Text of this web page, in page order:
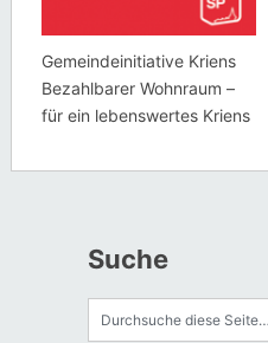
Gemeindeinitiative Kriens
Bezahlbarer Wohnraum –
für ein lebenswertes Kriens
Suche